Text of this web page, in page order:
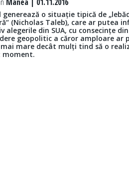
generează o situație tipică de
(Nicholas Taleb), care ar putea
alegerile din SUA, cu consecințe
geopolitic a căror amploare ar
mare decât mulți tind să o
moment.